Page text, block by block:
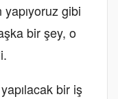
gibi
bir şey, o
bir iş